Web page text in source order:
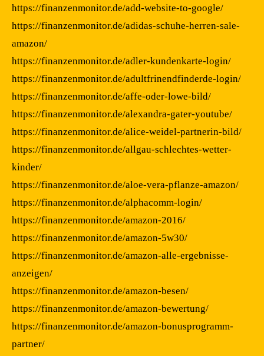
https://finanzenmonitor.de/add-website-to-google/
https://finanzenmonitor.de/adidas-schuhe-herren-sale-
amazon/
https://finanzenmonitor.de/adler-kundenkarte-login/
https://finanzenmonitor.de/adultfrinendfinderde-login/
https://finanzenmonitor.de/affe-oder-lowe-bild/
https://finanzenmonitor.de/alexandra-gater-youtube/
https://finanzenmonitor.de/alice-weidel-partnerin-bild/
https://finanzenmonitor.de/allgau-schlechtes-wetter-
kinder/
https://finanzenmonitor.de/aloe-vera-pflanze-amazon/
https://finanzenmonitor.de/alphacomm-login/
https://finanzenmonitor.de/amazon-2016/
https://finanzenmonitor.de/amazon-5w30/
https://finanzenmonitor.de/amazon-alle-ergebnisse-
anzeigen/
https://finanzenmonitor.de/amazon-besen/
https://finanzenmonitor.de/amazon-bewertung/
https://finanzenmonitor.de/amazon-bonusprogramm-
partner/